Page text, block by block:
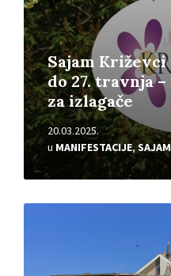
Sajam Križevci
do 27. travnja
za izlagače
20.03.2025.
u MANIFESTACIJE,
Pročitajte